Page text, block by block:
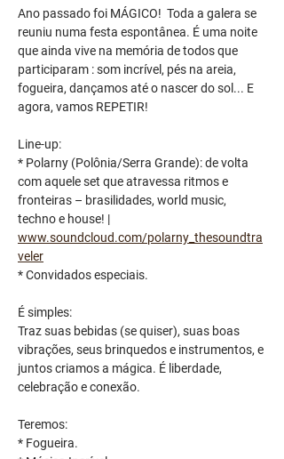
Ano passado foi MÁGICO!  Toda a galera se
reuniu numa festa espontânea. É uma noite
que ainda vive na memória de todos que
participaram : som incrível, pés na areia,
fogueira, dançamos até o nascer do sol... E
agora, vamos REPETIR!
Line-up:
* Polarny (Polônia/Serra Grande): de volta
com aquele set que atravessa ritmos e
fronteiras – brasilidades, world music,
techno e house! |
www.soundcloud.com/polarny_thesoundtra
veler
* Convidados especiais.
É simples:
Traz suas bebidas (se quiser), suas boas
vibrações, seus brinquedos e instrumentos, e
juntos criamos a mágica. É liberdade,
celebração e conexão.
Teremos:
* Fogueira.